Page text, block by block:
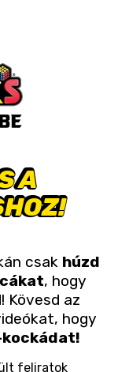
A
A
csak húzd
, hogy
Kövesd az
hogy
kockádat!
feliratok